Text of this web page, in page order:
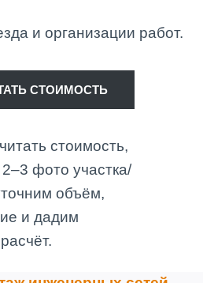
и организации работ.
СТОИМОСТЬ
стоимость,
фото участка/
объём,
и дадим